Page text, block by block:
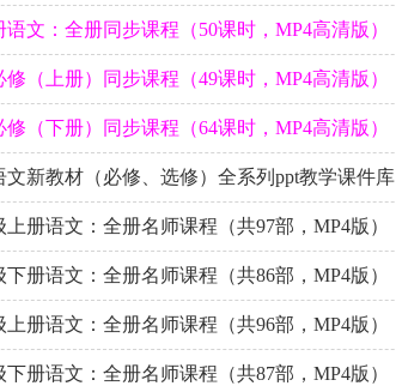
文：全册同步课程（50课时，MP4高清版）
（上册）同步课程（49课时，MP4高清版）
（下册）同步课程（64课时，MP4高清版）
文新教材（必修、选修）全系列ppt教学课件库
册语文：全册名师课程（共97部，MP4版）
册语文：全册名师课程（共86部，MP4版）
册语文：全册名师课程（共96部，MP4版）
册语文：全册名师课程（共87部，MP4版）